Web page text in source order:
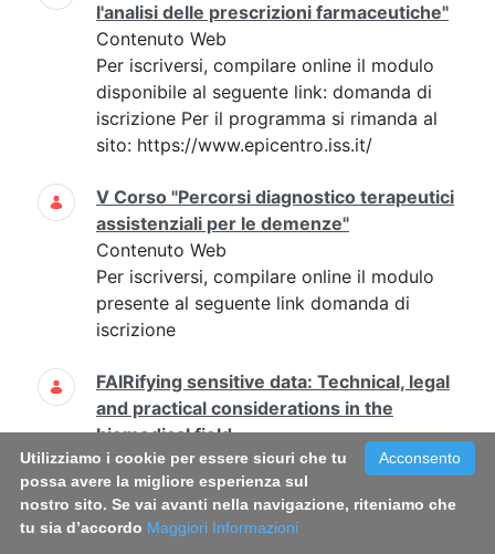
l'analisi delle prescrizioni farmaceutiche"
Contenuto Web
Per iscriversi, compilare online il modulo
disponibile al seguente link: domanda di
iscrizione Per il programma si rimanda al
sito: https://www.epicentro.iss.it/
V Corso "Percorsi diagnostico terapeutici
assistenziali per le demenze"
Contenuto Web
Per iscriversi, compilare online il modulo
presente al seguente link domanda di
iscrizione
FAIRifying sensitive data: Technical, legal
and practical considerations in the
biomedical field
Contenuto Web
2023-05-25 2023-05-26 non sono
previsti Antonella Tancredi, Maria
Buoncervello antonella.tancredi
Acconsento
Utilizziamo i cookie per essere sicuri che tu
possa avere la migliore esperienza sul
nostro sito. Se vai avanti nella navigazione, riteniamo che
tu sia d’accordo Maggiori Informazioni